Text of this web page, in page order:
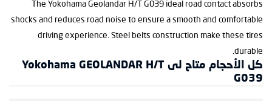
The Yokohama Geolandar H/T G039 ideal road contact absorbs
shocks and reduces road noise to ensure a smooth and comfortable
driving experience. Steel belts construction make these tires
durable.
كل الأحجام متاح لى Yokohama GEOLANDAR H/T
G039